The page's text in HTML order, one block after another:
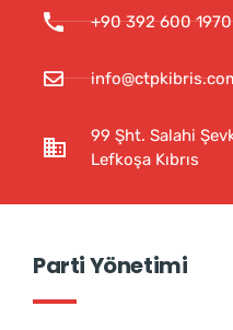
+90 392 600 1970
99 Şht. Salahi
Lefkoşa Kıbrıs
Parti Yönetimi